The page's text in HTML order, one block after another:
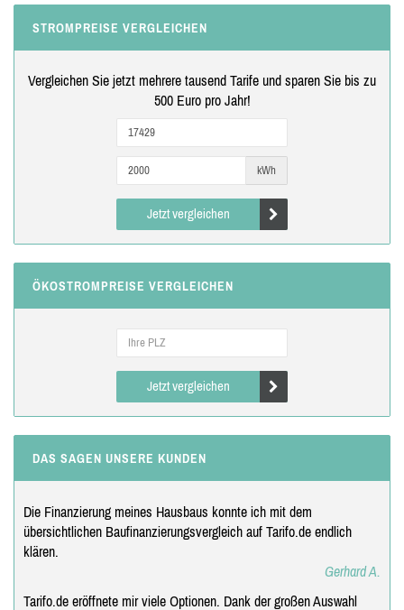
STROMPREISE VERGLEICHEN
Vergleichen Sie jetzt mehrere tausend Tarife und sparen Sie bis zu
500 Euro pro Jahr!
kWh
Jetzt vergleichen
ÖKOSTROMPREISE VERGLEICHEN
Jetzt vergleichen
DAS SAGEN UNSERE KUNDEN
Die Finanzierung meines Hausbaus konnte ich mit dem
übersichtlichen Baufinanzierungsvergleich auf Tarifo.de endlich
klären.
Gerhard A.
Tarifo.de eröffnete mir viele Optionen. Dank der großen Auswahl